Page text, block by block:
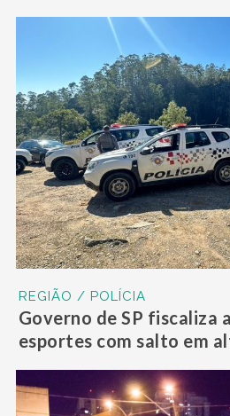
REGIÃO / POLÍCIA
Governo de SP fiscaliza
esportes com salto em